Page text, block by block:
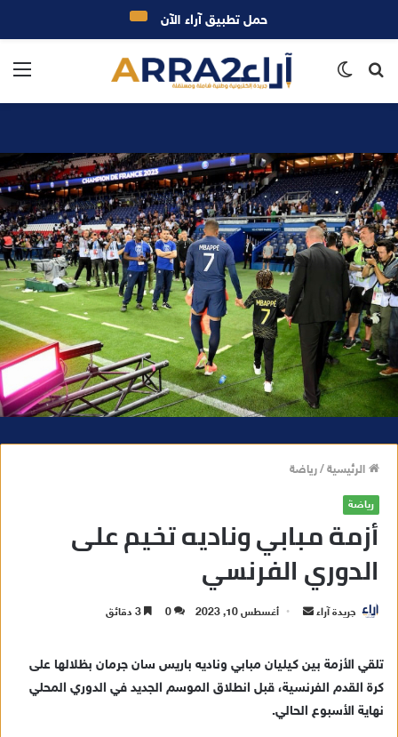
بحث
الرئيسية/رياضة
رياضة
أزمة مبابي وناديه تخيم على
الدوري الفرنسي
جريدة آراء
ر
أغسطس 10, 2023 0
تلقي الأزمة بين كيليان مبابي وناديه باريس سان جرمان بظلالها على
كرة القدم الفرنسية، قبل انطلاق الموسم الجديد في الدوري المحلي
نهاية الأسبوع الحالي.
حمل تطبيق آراء الآن